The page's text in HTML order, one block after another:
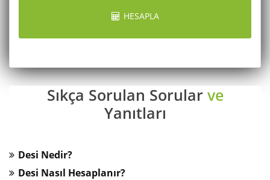
HESAPLA
Sıkça Sorulan Sorular ve
Yanıtları
Desi Nedir?
Desi Nasıl Hesaplanır?